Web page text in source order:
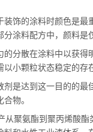
装饰的涂料时颜色是
涂料配方中，颜料是
的分散在涂料中以获得
小颗粒状态稳定的存
剂是达到这一目的的
物。
从聚氨酯到聚丙烯酸